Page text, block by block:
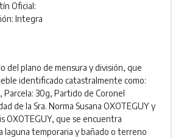
Oficial:
Integra
del plano de mensura y división, que
identificado catastralmente como:
Parcela: 30g, Partido de Coronel
de la Sra. Norma Susana OXOTEGUY y
OXOTEGUY, que se encuentra
laguna temporaria y bañado o terreno